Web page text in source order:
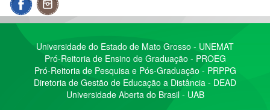
Universidade do Estado de Mato Grosso - UNEMAT
Pró-Reitoria de Ensino de Graduação - PROEG
Pró-Reitoria de Pesquisa e Pós-Graduação - PRPPG
Diretoria de Gestão de Educação a Distância - DEAD
Universidade Aberta do Brasil - UAB